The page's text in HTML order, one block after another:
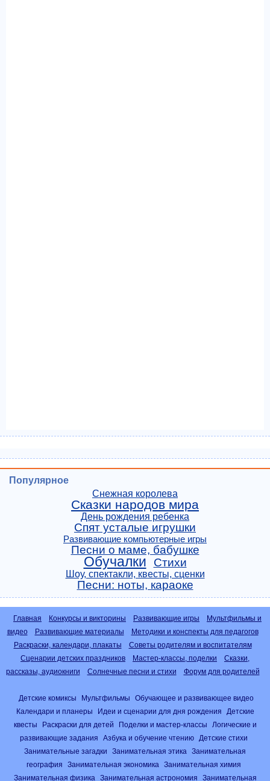
Популярное
Снежная королева
Сказки народов мира
День рождения ребенка
Спят усталые игрушки
Развивающие компьютерные игры
Песни о маме, бабушке
Обучалки Стихи
Шоу, спектакли, квесты, сценки
Песни: ноты, караоке
Главная Конкурсы и викторины Развивающие игры
Мультфильмы и
видео
Развивающие материалы
Методики и конспекты для педагогов
Раскраски, календари, плакаты
Советы родителям и воспитателям
Сценарии детских праздников
Мастер-классы, поделки
Сказки,
рассказы, аудиокниги
Солнечные песни и стихи Форум для родителей
Детские комиксы Мультфильмы
Обучающее и развивающее видео
Календари и планеры
Идеи и сценарии для дня рождения
Детские
квесты
Раскраски для детей Поделки и мастер-классы
Логические и
развивающие задания
Азбука и обучение чтению
Детские стихи
Занимательные загадки
Занимательная этика
Занимательная
география
Занимательная экономика
Занимательная химия
Занимательная физика
Занимательная астрономия Занимательная